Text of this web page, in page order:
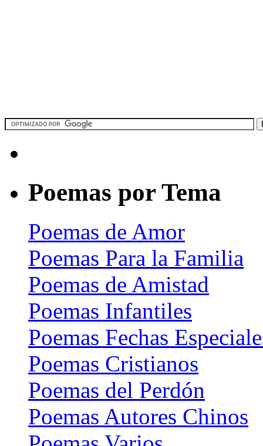
Poemas por Tema
Poemas de Amor
Poemas Para la Familia
Poemas de Amistad
Poemas Infantiles
Poemas Fechas
Poemas Cristianos
Poemas del Perdón
Poemas Autores Chinos